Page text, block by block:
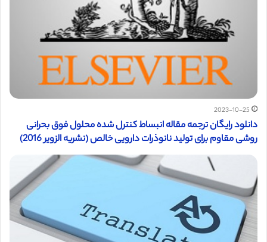
2023-10-25
دانلود رایگان ترجمه مقاله انبساط کنترل شده محلول فوق بحرانی
روشی مقاوم برای تولید نانوذرات دارویی خالص (نشریه الزویر 2016)